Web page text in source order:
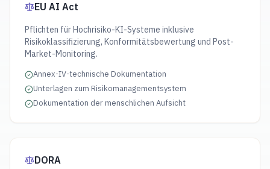
EU AI Act
Pflichten für Hochrisiko-KI-Systeme inklusive
Risikoklassifizierung, Konformitätsbewertung und Post-
Market-Monitoring.
Annex-IV-technische Dokumentation
Unterlagen zum Risikomanagementsystem
Dokumentation der menschlichen Aufsicht
DORA